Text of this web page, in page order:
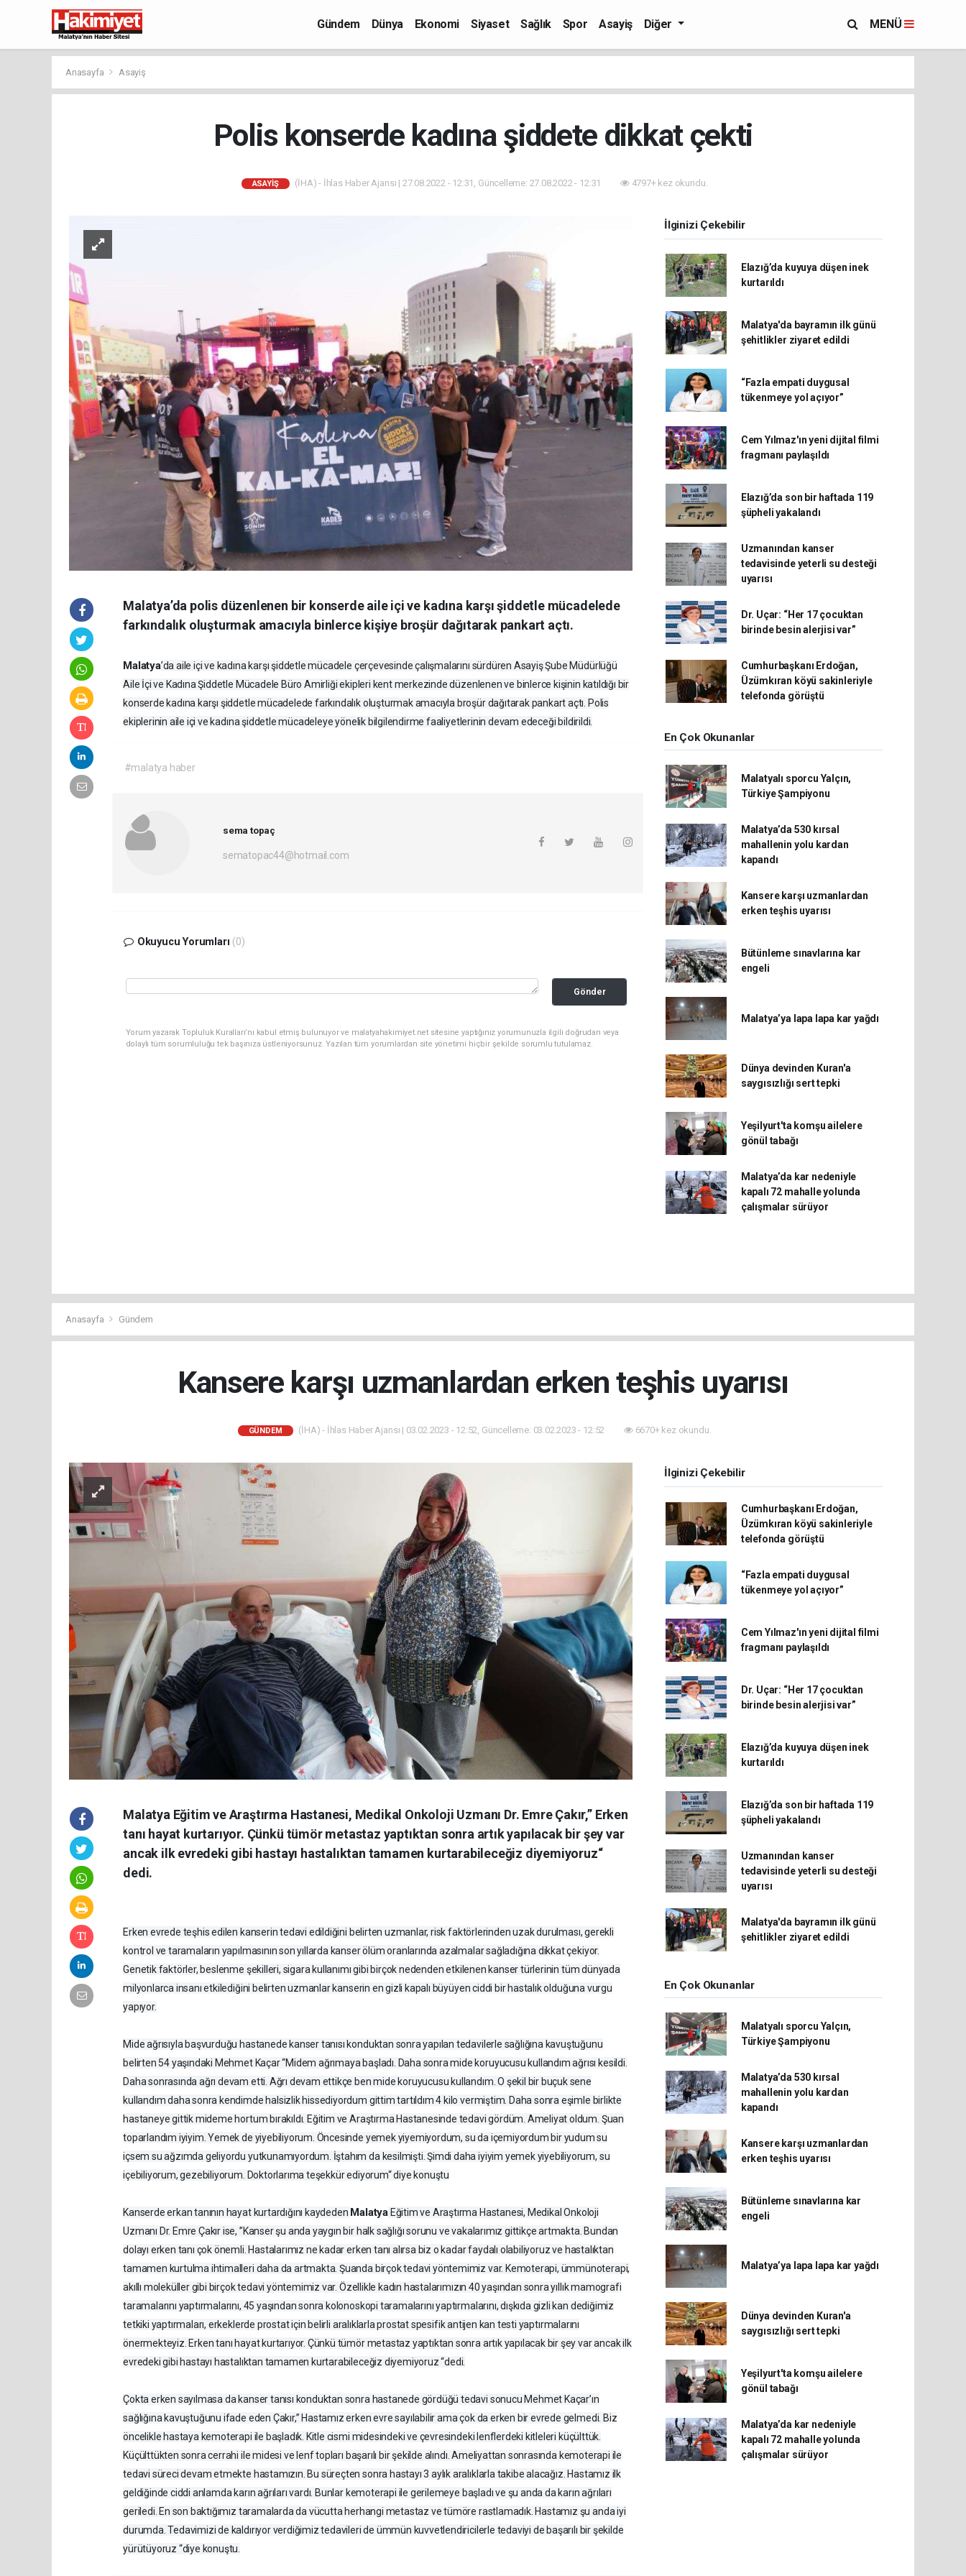
Gündem Dünya Ekonomi Siyaset Sağlık Spor Asayiş Diğer MENÜ
Anasayfa Asayiş
Polis konserde kadına şiddete dikkat çekti
ASAYIŞ (İHA) - İhlas Haber Ajansı | 27.08.2022 - 12:31, Güncelleme: 27.08.2022 - 12:31 4797+ kez okundu.
Malatya’da polis düzenlenen bir konserde aile içi ve kadına karşı şiddetle mücadelede
farkındalık oluşturmak amacıyla binlerce kişiye broşür dağıtarak pankart açtı.
Malatya’da aile içi ve kadına karşı şiddetle mücadele çerçevesinde çalışmalarını sürdüren Asayiş Şube Müdürlüğü
Aile İçi ve Kadına Şiddetle Mücadele Büro Amirliği ekipleri kent merkezinde düzenlenen ve binlerce kişinin katıldığı bir
konserde kadına karşı şiddetle mücadelede farkındalık oluşturmak amacıyla broşür dağıtarak pankart açtı. Polis
ekiplerinin aile içi ve kadına şiddetle mücadeleye yönelik bilgilendirme faaliyetlerinin devam edeceği bildirildi.
#malatya haber
sema topaç
sematopac44@hotmail.com
Okuyucu Yorumları (0)
Gönder
Yorum yazarak Topluluk Kuralları’nı kabul etmiş bulunuyor ve malatyahakimiyet.net sitesine yaptığınız yorumunuzla ilgili doğrudan veya
dolaylı tüm sorumluluğu tek başınıza üstleniyorsunuz. Yazılan tüm yorumlardan site yönetimi hiçbir şekilde sorumlu tutulamaz.
İlginizi Çekebilir
Elazığ’da kuyuya düşen inek
kurtarıldı
Malatya'da bayramın ilk günü
şehitlikler ziyaret edildi
“Fazla empati duygusal
tükenmeye yol açıyor”
Cem Yılmaz'ın yeni dijital filmi
fragmanı paylaşıldı
Elazığ’da son bir haftada 119
şüpheli yakalandı
Uzmanından kanser
tedavisinde yeterli su desteği
uyarısı
Dr. Uçar: “Her 17 çocuktan
birinde besin alerjisi var”
Cumhurbaşkanı Erdoğan,
Üzümkıran köyü sakinleriyle
telefonda görüştü
En Çok Okunanlar
Malatyalı sporcu Yalçın,
Türkiye Şampiyonu
Malatya’da 530 kırsal
mahallenin yolu kardan
kapandı
Kansere karşı uzmanlardan
erken teşhis uyarısı
Bütünleme sınavlarına kar
engeli
Malatya’ya lapa lapa kar yağdı
Dünya devinden Kuran'a
saygısızlığı sert tepki
Yeşilyurt'ta komşu ailelere
gönül tabağı
Malatya’da kar nedeniyle
kapalı 72 mahalle yolunda
çalışmalar sürüyor
Anasayfa Gündem
Kansere karşı uzmanlardan erken teşhis uyarısı
GÜNDEM (İHA) - İhlas Haber Ajansı | 03.02.2023 - 12:52, Güncelleme: 03.02.2023 - 12:52 6670+ kez okundu.
Malatya Eğitim ve Araştırma Hastanesi, Medikal Onkoloji Uzmanı Dr. Emre Çakır,” Erken
tanı hayat kurtarıyor. Çünkü tümör metastaz yaptıktan sonra artık yapılacak bir şey var
ancak ilk evredeki gibi hastayı hastalıktan tamamen kurtarabileceğiz diyemiyoruz“
dedi.
Erken evrede teşhis edilen kanserin tedavi edildiğini belirten uzmanlar, risk faktörlerinden uzak durulması, gerekli
kontrol ve taramaların yapılmasının son yıllarda kanser ölüm oranlarında azalmalar sağladığına dikkat çekiyor.
Genetik faktörler, beslenme şekilleri, sigara kullanımı gibi birçok nedenden etkilenen kanser türlerinin tüm dünyada
milyonlarca insanı etkilediğini belirten uzmanlar kanserin en gizli kapalı büyüyen ciddi bir hastalık olduğuna vurgu
yapıyor.
Mide ağrısıyla başvurduğu hastanede kanser tanısı konduktan sonra yapılan tedavilerle sağlığına kavuştuğunu
belirten 54 yaşındaki Mehmet Kaçar “Midem ağrımaya başladı. Daha sonra mide koruyucusu kullandım ağrısı kesildi.
Daha sonrasında ağrı devam etti. Ağrı devam ettikçe ben mide koruyucusu kullandım. O şekil bir buçuk sene
kullandım daha sonra kendimde halsizlik hissediyordum gittim tartıldım 4 kilo vermiştim. Daha sonra eşimle birlikte
hastaneye gittik mideme hortum bırakıldı. Eğitim ve Araştırma Hastanesinde tedavi gördüm. Ameliyat oldum. Şuan
toparlandım iyiyim. Yemek de yiyebiliyorum. Öncesinde yemek yiyemiyordum, su da içemiyordum bir yudum su
içsem su ağzımda geliyordu yutkunamıyordum. İştahım da kesilmişti. Şimdi daha iyiyim yemek yiyebiliyorum, su
içebiliyorum, gezebiliyorum. Doktorlarıma teşekkür ediyorum“ diye konuştu
Kanserde erkan tanının hayat kurtardığını kaydeden MalatyaEğitim ve Araştırma Hastanesi, Medikal Onkoloji
Uzmanı Dr. Emre Çakır ise, ”Kanser şu anda yaygın bir halk sağlığı sorunu ve vakalarımız gittikçe artmakta. Bundan
dolayı erken tanı çok önemli. Hastalarımız ne kadar erken tanı alırsa biz o kadar faydalı olabiliyoruz ve hastalıktan
tamamen kurtulma ihtimalleri daha da artmakta. Şuanda birçok tedavi yöntemimiz var. Kemoterapi, ümmünoterapi,
akıllı moleküller gibi birçok tedavi yöntemimiz var. Özellikle kadın hastalarımızın 40 yaşından sonra yıllık mamografi
taramalarını yaptırmalarını, 45 yaşından sonra kolonoskopi taramalarını yaptırmalarını, dışkıda gizli kan dediğimiz
tetkiki yaptırmaları, erkeklerde prostat için belirli aralıklarla prostat spesifik antijen kan testi yaptırmalarını
önermekteyiz. Erken tanı hayat kurtarıyor. Çünkü tümör metastaz yaptıktan sonra artık yapılacak bir şey var ancak ilk
evredeki gibi hastayı hastalıktan tamamen kurtarabileceğiz diyemiyoruz “dedi.
Çokta erken sayılmasa da kanser tanısı konduktan sonra hastanede gördüğü tedavi sonucu Mehmet Kaçar’ın
sağlığına kavuştuğunu ifade eden Çakır,” Hastamız erken evre sayılabilir ama çok da erken bir evrede gelmedi. Biz
öncelikle hastaya kemoterapi ile başladık. Kitle cismi midesindeki ve çevresindeki lenflerdeki kitleleri küçülttük.
Küçülttükten sonra cerrahi ile midesi ve lenf topları başarılı bir şekilde alındı. Ameliyattan sonrasında kemoterapi ile
tedavi süreci devam etmekte hastamızın. Bu süreçten sonra hastayı 3 aylık aralıklarla takibe alacağız. Hastamız ilk
geldiğinde ciddi anlamda karın ağrıları vardı. Bunlar kemoterapi ile gerilemeye başladı ve şu anda da karın ağrıları
geriledi. En son baktığımız taramalarda da vücutta herhangi metastaz ve tümöre rastlamadık. Hastamız şu anda iyi
durumda. Tedavimizi de kaldırıyor verdiğimiz tedavileri de ümmün kuvvetlendiricilerle tedaviyi de başarılı bir şekilde
yürütüyoruz “diye konuştu.
İlginizi Çekebilir
Cumhurbaşkanı Erdoğan,
Üzümkıran köyü sakinleriyle
telefonda görüştü
“Fazla empati duygusal
tükenmeye yol açıyor”
Cem Yılmaz'ın yeni dijital filmi
fragmanı paylaşıldı
Dr. Uçar: “Her 17 çocuktan
birinde besin alerjisi var”
Elazığ’da kuyuya düşen inek
kurtarıldı
Elazığ’da son bir haftada 119
şüpheli yakalandı
Uzmanından kanser
tedavisinde yeterli su desteği
uyarısı
Malatya'da bayramın ilk günü
şehitlikler ziyaret edildi
En Çok Okunanlar
Malatyalı sporcu Yalçın,
Türkiye Şampiyonu
Malatya’da 530 kırsal
mahallenin yolu kardan
kapandı
Kansere karşı uzmanlardan
erken teşhis uyarısı
Bütünleme sınavlarına kar
engeli
Malatya’ya lapa lapa kar yağdı
Dünya devinden Kuran'a
saygısızlığı sert tepki
Yeşilyurt'ta komşu ailelere
gönül tabağı
Malatya’da kar nedeniyle
kapalı 72 mahalle yolunda
çalışmalar sürüyor